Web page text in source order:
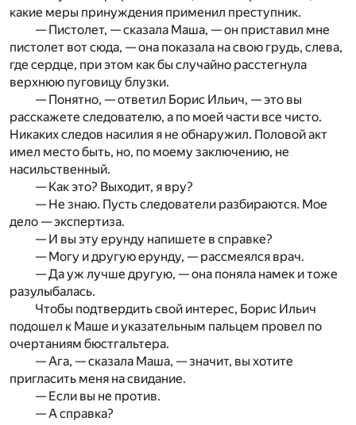
какие меры принуждения применил преступник.
— Пистолет, — сказала Маша, — он приставил мне
пистолет вот сюда, — она показала на свою грудь, слева,
где сердце, при этом как бы случайно расстегнула
верхнюю пуговицу блузки.
— Понятно, — ответил Борис Ильич, — это вы
расскажете следователю, а по моей части все чисто.
Никаких следов насилия я не обнаружил. Половой акт
имел место быть, но, по моему заключению, не
насильственный.
— Как это? Выходит, я вру?
— Не знаю. Пусть следователи разбираются. Мое
дело — экспертиза.
— И вы эту ерунду напишете в справке?
— Могу и другую ерунду, — рассмеялся врач.
— Да уж лучше другую, — она поняла намек и тоже
разулыбалась.
Чтобы подтвердить свой интерес, Борис Ильич
подошел к Маше и указательным пальцем провел по
очертаниям бюстгальтера.
— Ага, — сказала Маша, — значит, вы хотите
пригласить меня на свидание.
— Если вы не против.
— А справка?